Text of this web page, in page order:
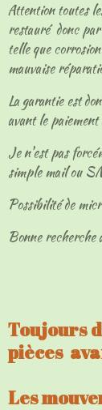
Attention toutes
restauré donc
telle que
mauvaise
La garantie est
avant le paiement
Je n'est pas
simple mail ou
Possibilité de
Bonne recherche
Toujours
pièces
Les